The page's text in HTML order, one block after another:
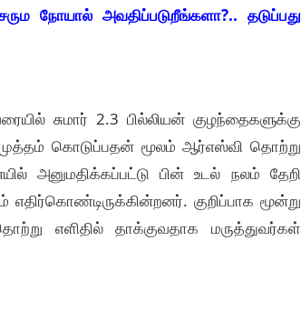
நோயால் அவதிப்படுறீங்களா?.. தடுப்பது
சுமார் 2.3 பில்லியன் குழந்தைகளுக்கு
கொடுப்பதன் மூலம் ஆர்எஸ்வி தொற்று
அனுமதிக்கப்பட்டு பின் உடல் நலம் தேறி
குறிப்பாக மூன்று
எளிதில் தாக்குவதாக மருத்துவர்கள்